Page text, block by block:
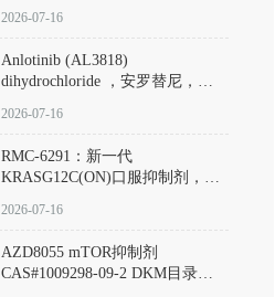
D808567) - DKM活性分子
2026-07-16
Anlotinib (AL3818)
dihydrochloride ，安罗替尼，
Hydrochloride实验方法步骤SOP
2026-07-16
RMC-6291：新一代
KRASG12C(ON)口服抑制剂，
(Elironrasib)CAS#2641998-63-0
2026-07-16
AZD8055 mTOR抑制剂
CAS#1009298-09-2 DKM目录号